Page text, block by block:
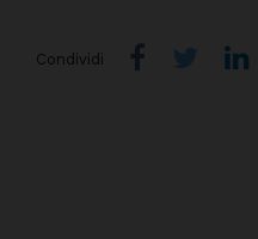
Condividi